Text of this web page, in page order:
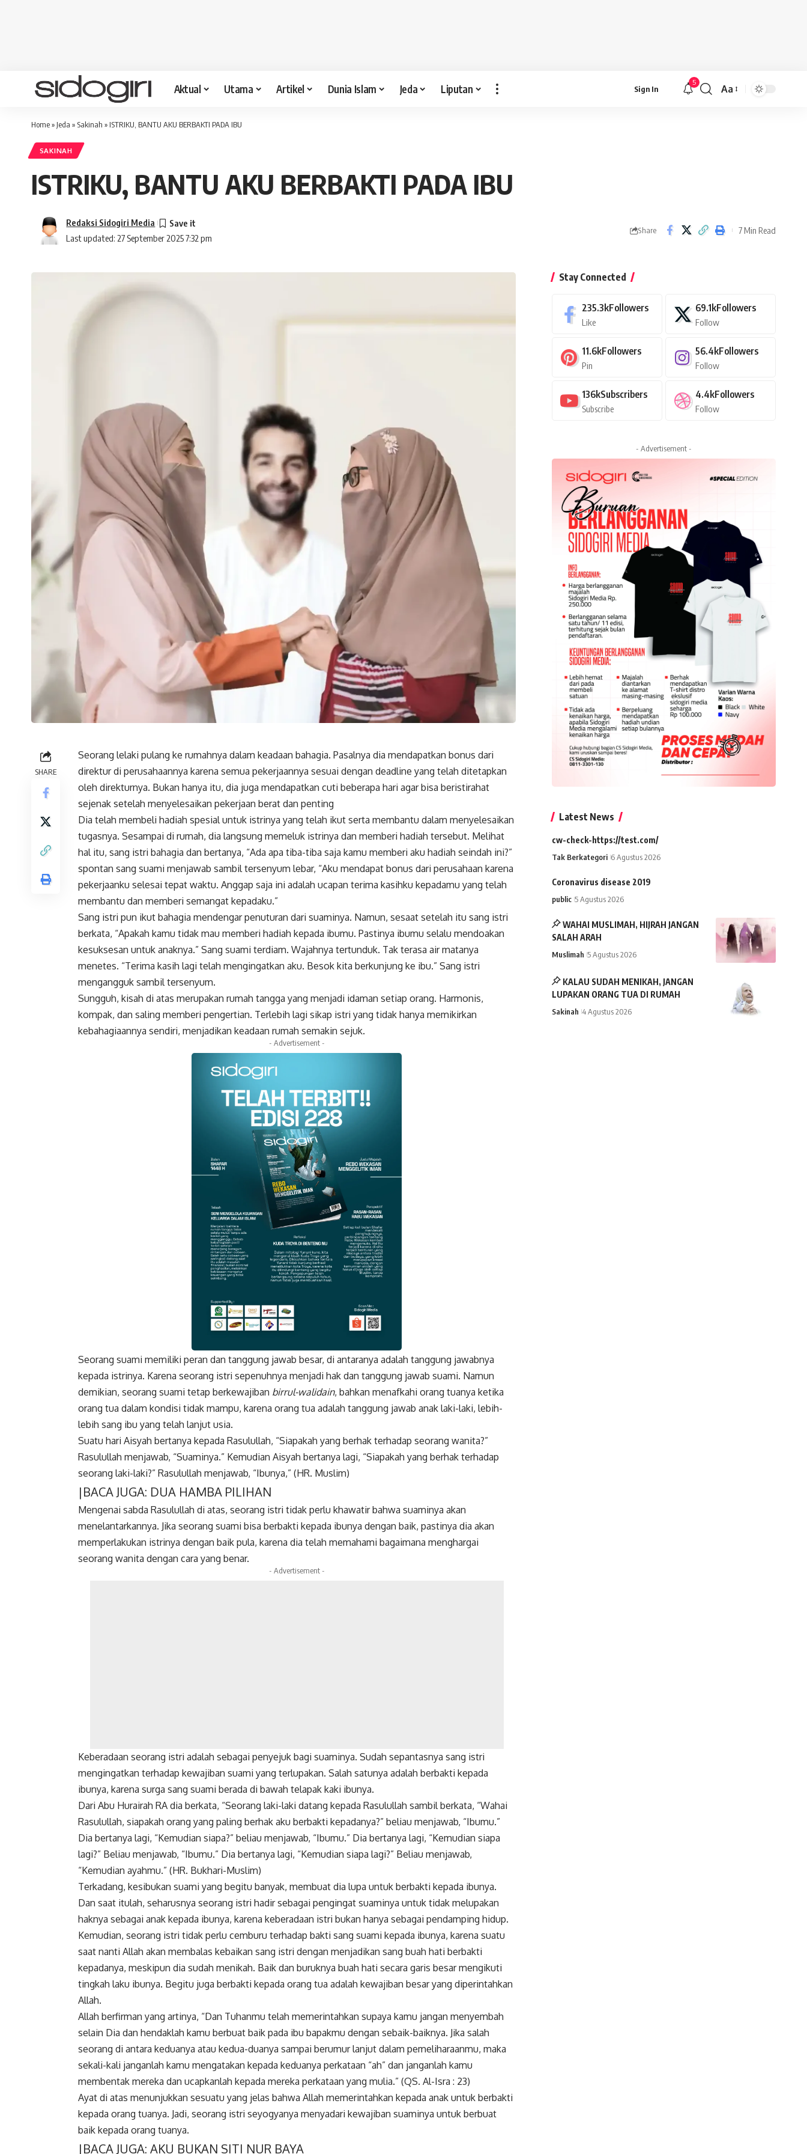
Aktual Utama Artikel Dunia Islam Jeda Liputan Sign In
5
Font
Aa
Home» Jeda » Sakinah » ISTRIKU, BANTU AKU BERBAKTI PADA IBU
SAKINAH
ISTRIKU, BANTU AKU BERBAKTI PADA IBU
Last updated: 27 September 2025 7:32 pm
Redaksi Sidogiri Media
Share 7 Min Read
SHARE
Seorang lelaki pulang ke rumahnya dalam keadaan bahagia. Pasalnya dia mendapatkan bonus dari
direktur di perusahaannya karena semua pekerjaannya sesuai dengan deadline yang telah ditetapkan
oleh direkturnya. Bukan hanya itu, dia juga mendapatkan cuti beberapa hari agar bisa beristirahat
sejenak setelah menyelesaikan pekerjaan berat dan penting
Dia telah membeli hadiah spesial untuk istrinya yang telah ikut serta membantu dalam menyelesaikan
tugasnya. Sesampai di rumah, dia langsung memeluk istrinya dan memberi hadiah tersebut. Melihat
hal itu, sang istri bahagia dan bertanya, “Ada apa tiba-tiba saja kamu memberi aku hadiah seindah ini?”
spontan sang suami menjawab sambil tersenyum lebar, “Aku mendapat bonus dari perusahaan karena
pekerjaanku selesai tepat waktu. Anggap saja ini adalah ucapan terima kasihku kepadamu yang telah
membantu dan memberi semangat kepadaku.”
Sang istri pun ikut bahagia mendengar penuturan dari suaminya. Namun, sesaat setelah itu sang istri
berkata, “Apakah kamu tidak mau memberi hadiah kepada ibumu. Pastinya ibumu selalu mendoakan
kesuksesan untuk anaknya.” Sang suami terdiam. Wajahnya tertunduk. Tak terasa air matanya
menetes. “Terima kasih lagi telah mengingatkan aku. Besok kita berkunjung ke ibu.” Sang istri
mengangguk sambil tersenyum.
Sungguh, kisah di atas merupakan rumah tangga yang menjadi idaman setiap orang. Harmonis,
kompak, dan saling memberi pengertian. Terlebih lagi sikap istri yang tidak hanya memikirkan
kebahagiaannya sendiri, menjadikan keadaan rumah semakin sejuk.
- Advertisement -
Facebook
Gmail
Facebook Twitter Gmail
Seorang suami memiliki peran dan tanggung jawab besar, di antaranya adalah tanggung jawabnya
kepada istrinya. Karena seorang istri sepenuhnya menjadi hak dan tanggung jawab suami. Namun
demikian, seorang suami tetap berkewajiban birrul-walidain, bahkan menafkahi orang tuanya ketika
orang tua dalam kondisi tidak mampu, karena orang tua adalah tanggung jawab anak laki-laki, lebih-
lebih sang ibu yang telah lanjut usia.
Suatu hari Aisyah bertanya kepada Rasulullah, “Siapakah yang berhak terhadap seorang wanita?”
Rasulullah menjawab, “Suaminya.” Kemudian Aisyah bertanya lagi, “Siapakah yang berhak terhadap
seorang laki-laki?” Rasulullah menjawab, “Ibunya,” (HR. Muslim)
|BACA JUGA: DUA HAMBA PILIHAN
Mengenai sabda Rasulullah di atas, seorang istri tidak perlu khawatir bahwa suaminya akan
menelantarkannya. Jika seorang suami bisa berbakti kepada ibunya dengan baik, pastinya dia akan
memperlakukan istrinya dengan baik pula, karena dia telah memahami bagaimana menghargai
seorang wanita dengan cara yang benar.
- Advertisement -
Keberadaan seorang istri adalah sebagai penyejuk bagi suaminya. Sudah sepantasnya sang istri
mengingatkan terhadap kewajiban suami yang terlupakan. Salah satunya adalah berbakti kepada
ibunya, karena surga sang suami berada di bawah telapak kaki ibunya.
Dari Abu Hurairah RA dia berkata, “Seorang laki-laki datang kepada Rasulullah sambil berkata, “Wahai
Rasulullah, siapakah orang yang paling berhak aku berbakti kepadanya?” beliau menjawab, “Ibumu.”
Dia bertanya lagi, “Kemudian siapa?” beliau menjawab, “Ibumu.” Dia bertanya lagi, “Kemudian siapa
lagi?” Beliau menjawab, “Ibumu.” Dia bertanya lagi, “Kemudian siapa lagi?” Beliau menjawab,
“Kemudian ayahmu.” (HR. Bukhari-Muslim)
Terkadang, kesibukan suami yang begitu banyak, membuat dia lupa untuk berbakti kepada ibunya.
Dan saat itulah, seharusnya seorang istri hadir sebagai pengingat suaminya untuk tidak melupakan
haknya sebagai anak kepada ibunya, karena keberadaan istri bukan hanya sebagai pendamping hidup.
Kemudian, seorang istri tidak perlu cemburu terhadap bakti sang suami kepada ibunya, karena suatu
saat nanti Allah akan membalas kebaikan sang istri dengan menjadikan sang buah hati berbakti
kepadanya, meskipun dia sudah menikah. Baik dan buruknya buah hati secara garis besar mengikuti
tingkah laku ibunya. Begitu juga berbakti kepada orang tua adalah kewajiban besar yang diperintahkan
Allah.
Allah berfirman yang artinya, “Dan Tuhanmu telah memerintahkan supaya kamu jangan menyembah
selain Dia dan hendaklah kamu berbuat baik pada ibu bapakmu dengan sebaik-baiknya. Jika salah
seorang di antara keduanya atau kedua-duanya sampai berumur lanjut dalam pemeliharaanmu, maka
sekali-kali janganlah kamu mengatakan kepada keduanya perkataan “ah” dan janganlah kamu
membentak mereka dan ucapkanlah kepada mereka perkataan yang mulia.” (QS. Al-Isra : 23)
Ayat di atas menunjukkan sesuatu yang jelas bahwa Allah memerintahkan kepada anak untuk berbakti
kepada orang tuanya. Jadi, seorang istri seyogyanya menyadari kewajiban suaminya untuk berbuat
baik kepada orang tuanya.
|BACA JUGA: AKU BUKAN SITI NUR BAYA
Stay Connected
235.3kFollowers
Like
69.1kFollowers
Follow
11.6kFollowers
Pin
56.4kFollowers
Follow
136kSubscribers
Subscribe
4.4kFollowers
Follow
- Advertisement -
Latest News
cw-check-https://test.com/
Tak Berkategori 6 Agustus 2026
Coronavirus disease 2019
public 5 Agustus 2026
WAHAI MUSLIMAH, HIJRAH JANGAN
SALAH ARAH
Muslimah 5 Agustus 2026
KALAU SUDAH MENIKAH, JANGAN
LUPAKAN ORANG TUA DI RUMAH
Sakinah 4 Agustus 2026